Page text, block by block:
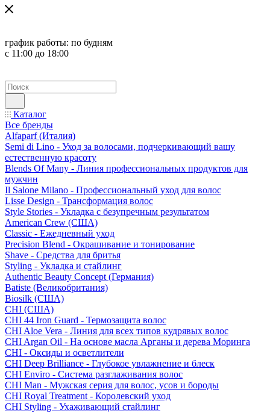
график работы: по будням
с 11:00 до 18:00
Каталог
Все бренды
Alfaparf (Италия)
Semi di Lino - Уход за волосами, подчеркивающий вашу
естественную красоту
Blends Of Many - Линия профессиональных продуктов для
мужчин
Il Salone Milano - Профессиональный уход для волос
Lisse Design - Трансформация волос
Style Stories - Укладка с безупречным результатом
American Crew (США)
Classic - Ежедневный уход
Precision Blend - Окрашивание и тонирование
Shave - Средства для бритья
Styling - Укладка и стайлинг
Authentic Beauty Concept (Германия)
Batiste (Великобритания)
Biosilk (США)
CHI (США)
CHI 44 Iron Guard - Термозащита волос
CHI Aloe Vera - Линия для всех типов кудрявых волос
CHI Argan Oil - На основе масла Арганы и дерева Моринга
CHI - Оксиды и осветлители
CHI Deep Brilliance - Глубокое увлажнение и блеск
CHI Enviro - Система разглаживания волос
CHI Man - Мужская серия для волос, усов и бороды
CHI Royal Treatment - Королевский уход
CHI Styling - Ухаживающий стайлинг